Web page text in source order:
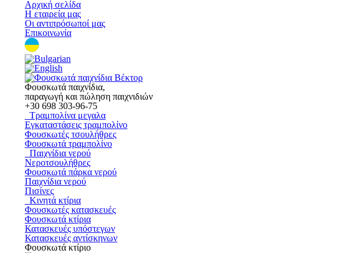
Αρχική σελίδα
Η εταιρεία μας
Οι αντιπρόσωποί μας
Επικοινωνία
Φουσκωτά παιχνίδια,
παραγωγή και πώληση παιχνιδιών
+30 698 303-96-75
Τραμπολίνα μεγαλα
Εγκαταστάσεις τραμπολίνο
Φουσκωτές τσουλήθρες
Φουσκωτά τραμπολίνο
Παιχνίδια νερού
Νεροτσουλήθρες
Φουσκωτά πάρκα νερού
Παιχνίδια νερού
Πισίνες
Κινητά κτίρια
Φουσκωτές κατασκευές
Φουσκωτά κτίρια
Κατασκευές υπόστεγων
Κατασκευές αντίσκηνων
Φουσκωτά κτίριο